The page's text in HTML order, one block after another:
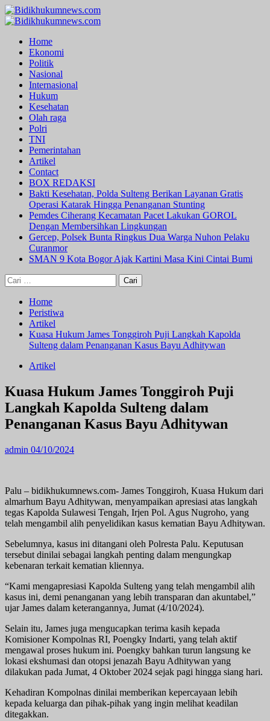
Skip
to
Primary
Home
Ekonomi
Politik
Nasional
Internasional
Hukum
Kesehatan
Olah raga
Polri
TNI
Pemerintahan
Artikel
Contact
BOX REDAKSI
Bakti Kesehatan, Polda Sulteng Berikan Layanan Gratis
Operasi Katarak Hingga Penanganan Stunting
Pemdes Ciherang Kecamatan Pacet Lakukan GOROL
Dengan Membersihkan Lingkungan
Gercep, Polsek Bunta Ringkus Dua Warga Nuhon Pelaku
Curanmor
SMAN 9 Kota Bogor Ajak Kartini Masa Kini Cintai Bumi
Cari
untuk:
Home
Peristiwa
Artikel
Kuasa Hukum James Tonggiroh Puji Langkah Kapolda
Sulteng dalam Penanganan Kasus Bayu Adhitywan
Artikel
Kuasa Hukum James Tonggiroh Puji
Langkah Kapolda Sulteng dalam
Penanganan Kasus Bayu Adhitywan
admin 04/10/2024
Palu – bidikhukumnews.com- James Tonggiroh, Kuasa Hukum dari
almarhum Bayu Adhitywan, menyampaikan apresiasi atas langkah
tegas Kapolda Sulawesi Tengah, Irjen Pol. Agus Nugroho, yang
telah mengambil alih penyelidikan kasus kematian Bayu Adhitywan.
Sebelumnya, kasus ini ditangani oleh Polresta Palu. Keputusan
tersebut dinilai sebagai langkah penting dalam mengungkap
kebenaran terkait kematian kliennya.
“Kami mengapresiasi Kapolda Sulteng yang telah mengambil alih
kasus ini, demi penanganan yang lebih transparan dan akuntabel,”
ujar James dalam keterangannya, Jumat (4/10/2024).
Selain itu, James juga mengucapkan terima kasih kepada
Komisioner Kompolnas RI, Poengky Indarti, yang telah aktif
mengawal proses hukum ini. Poengky bahkan turun langsung ke
lokasi ekshumasi dan otopsi jenazah Bayu Adhitywan yang
dilakukan pada Jumat, 4 Oktober 2024 sejak pagi hingga siang hari.
Kehadiran Kompolnas dinilai memberikan kepercayaan lebih
kepada keluarga dan pihak-pihak yang ingin melihat keadilan
ditegakkan.